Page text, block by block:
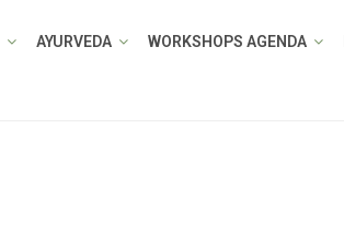
AYURVEDA WORKSHOPS AGENDA